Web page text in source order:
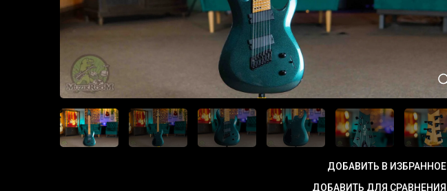
ДОБАВИТЬ В ИЗБРАННОЕ
ДОБАВИТЬ ДЛЯ СРАВНЕНИЯ